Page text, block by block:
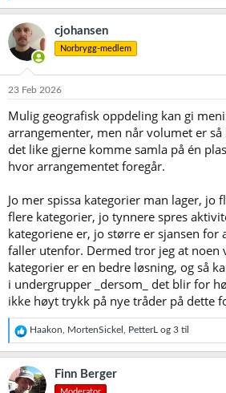
a
k
s
j
o
e
:
cjohansen
Norbrygg-medlem
23 Feb 2026
Mulig geografisk oppdeling kan gi
arrangementer, men når volumet er så
det like gjerne komme samla på én
hvor arrangementet foregår.
Jo mer spissa kategorier man lager, jo
flere kategorier, jo tynnere spres
kategoriene er, jo større er sjansen for
faller utenfor. Dermed tror jeg at noen
kategorier er en bedre løsning, og så
i undergrupper _dersom_ det blir for
ikke høyt trykk på nye tråder på dette
R
e
a
k
s
Haakon MortenSickel PetterL og 3 til
Finn Berger